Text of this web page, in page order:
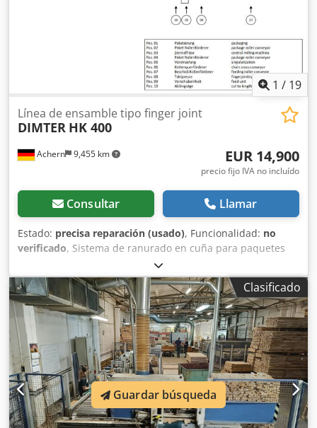
1 / 19
Achern 9,455 km
Línea de ensamble tipo finger joint
DIMTER HK 400
EUR 14,900
precio fijo IVA no incluído
Consultar Llamar
Estado: precisa reparación (usado), Funcionalidad: no
verificado, Sistema de ranurado en cuña para paquetes
de madera dimter HK 400, sistema de ranurado en cuña
Longitudes de entrada: 800–6.000 mm Altura de fresado:
285 mm, opcionalmente 300 mm Color: Azul Compuesto
por: Pos. 01: Unidad de empaquetado Pos. 02:
Transportador de rodillos para paquetes Pos. 03: Fresa
central Pos. 04: Transportador de rodillos para paquetes
Pos. 05: Unidad de separación de paquetes Pos. 06:
Transportador transversal de cadena Pos. 07:
Transportador de rodillos de alimentación Pos. 08: Prensa
de ciclo Pos. 09: Unidad de avance Pos. 10: Sierra de corte
a medida Incluye armarios de control y paneles de
Clasificado
Guardar búsqueda